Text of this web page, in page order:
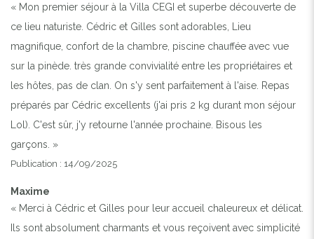
« Mon premier séjour à la Villa CEGI et superbe découverte de
ce lieu naturiste. Cédric et Gilles sont adorables, Lieu
magnifique, confort de la chambre, piscine chauffée avec vue
sur la pinède. très grande convivialité entre les propriétaires et
les hôtes, pas de clan. On s'y sent parfaitement à l'aise. Repas
préparés par Cédric excellents (j'ai pris 2 kg durant mon séjour
Lol). C'est sûr, j'y retourne l'année prochaine. Bisous les
garçons. »
Publication : 14/09/2025
Maxime
« Merci à Cédric et Gilles pour leur accueil chaleureux et délicat.
Ils sont absolument charmants et vous reçoivent avec simplicité